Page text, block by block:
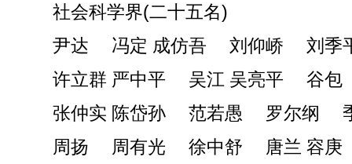
社会科学界(二十五名)
尹达 冯定 成仿吾 刘仰峤 刘季
许立群 严中平 吴江 吴亮平 谷包
张仲实 陈岱孙 范若愚 罗尔纲
周扬 周有光 徐中舒 唐兰 容庚